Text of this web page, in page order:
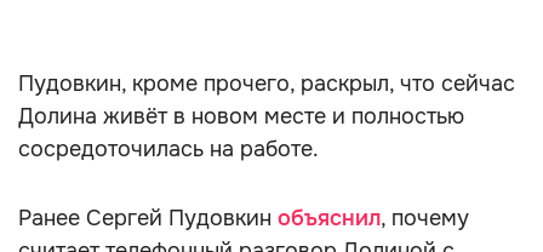
Пудовкин, кроме прочего, раскрыл, что сейчас
Долина живёт в новом месте и полностью
сосредоточилась на работе.
Ранее Сергей Пудовкин объяснил, почему